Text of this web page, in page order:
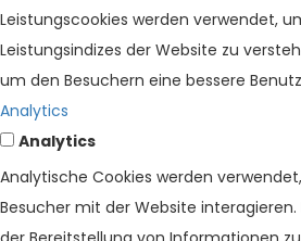
Leistungscookies werden verwendet,
Leistungsindizes der Website zu
um den Besuchern eine bessere
Analytics
Analytics
Analytische Cookies werden
Besucher mit der Website